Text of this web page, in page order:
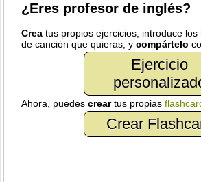
¿Eres profesor de inglés?
Crea tus propios ejercicios, introduce
de canción que quieras, ycompártelo
Ejercicio
Ahora, puedescreartus propias
Crear